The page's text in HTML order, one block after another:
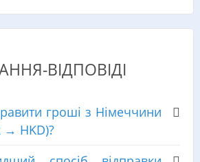
ВІДПОВІДІ
гроші з Німеччини
→ HKD)?